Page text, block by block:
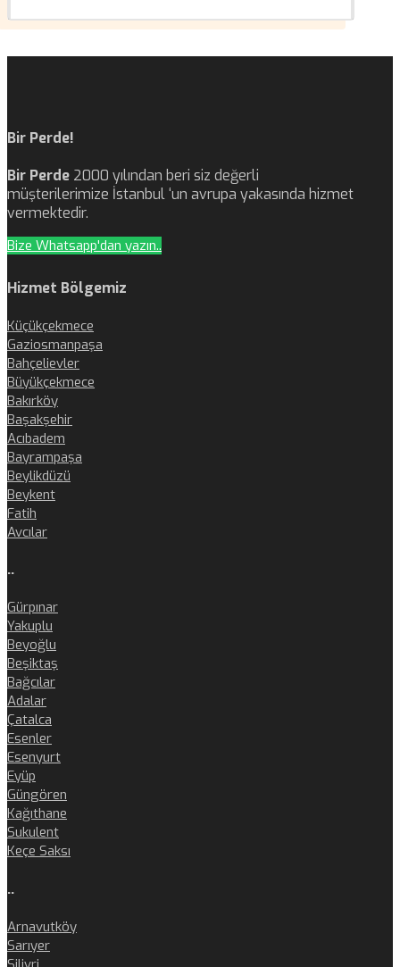
Bir Perde!
Bir Perde 2000 yılından beri siz değerli
müşterilerimize İstanbul ‘un avrupa yakasında hizmet
vermektedir.
Bize Whatsapp'dan yazın..
Hizmet Bölgemiz
Küçükçekmece
Gaziosmanpaşa
Bahçelievler
Büyükçekmece
Bakırköy
Başakşehir
Acıbadem
Bayrampaşa
Beylikdüzü
Beykent
Fatih
Avcılar
..
Gürpınar
Yakuplu
Beyoğlu
Beşiktaş
Bağcılar
Adalar
Çatalca
Esenler
Esenyurt
Eyüp
Güngören
Kağıthane
Sukulent
Keçe Saksı
..
Arnavutköy
Sarıyer